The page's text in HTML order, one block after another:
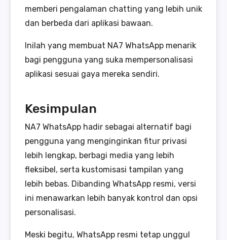
memberi pengalaman chatting yang lebih unik
dan berbeda dari aplikasi bawaan.
Inilah yang membuat NA7 WhatsApp menarik
bagi pengguna yang suka mempersonalisasi
aplikasi sesuai gaya mereka sendiri.
Kesimpulan
NA7 WhatsApp hadir sebagai alternatif bagi
pengguna yang menginginkan fitur privasi
lebih lengkap, berbagi media yang lebih
fleksibel, serta kustomisasi tampilan yang
lebih bebas. Dibanding WhatsApp resmi, versi
ini menawarkan lebih banyak kontrol dan opsi
personalisasi.
Meski begitu, WhatsApp resmi tetap unggul